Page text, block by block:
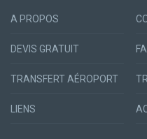
A PROPOS
DEVIS GRATUIT
TRANSFERT AÉROPORT
LIENS